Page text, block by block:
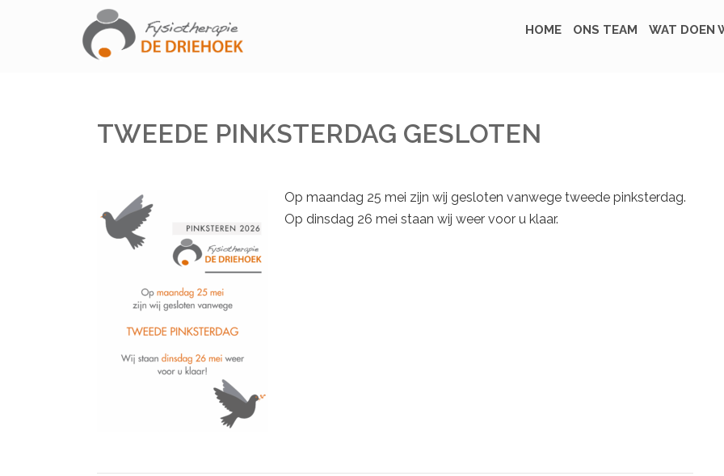
HOME ONS TEAM WAT DOEN
TWEEDE PINKSTERDAG GESLOTEN
Op maandag 25 mei zijn wij gesloten vanwege tweede pinksterdag.
Op dinsdag 26 mei staan wij weer voor u klaar.